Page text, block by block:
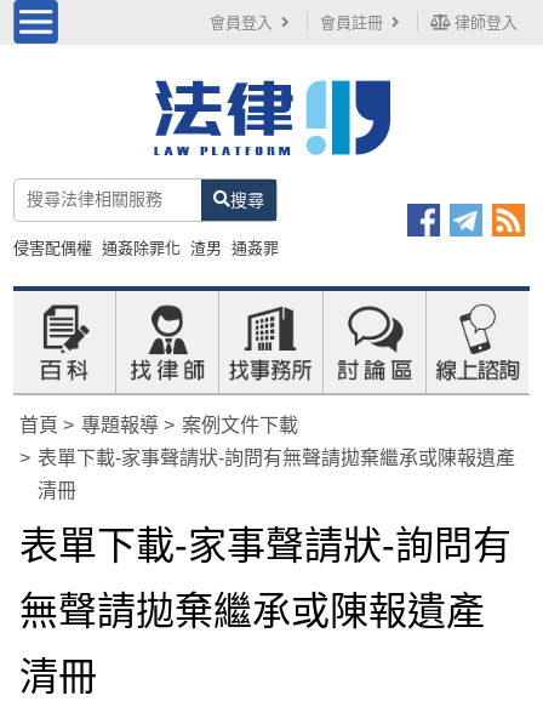
會員登入 會員註冊 律師登入
搜尋
侵害配偶權 通姦除罪化 渣男 通姦罪
首頁 專題報導
案例文件下載
表單下載-家事聲請狀-詢問有無聲請拋棄繼承或陳報遺產
清冊
表單下載-家事聲請狀-詢問有
無聲請拋棄繼承或陳報遺產
清冊